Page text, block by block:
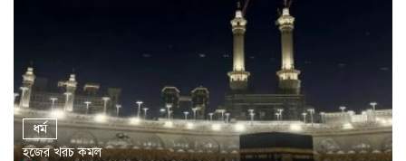
ধর্ম
হজের খরচ কমল